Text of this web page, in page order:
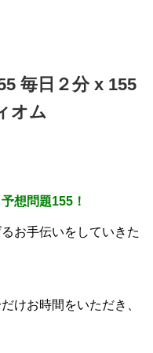
毎日２分 x 155
オム
想問題155！
お手伝いをしていきた
けお時間をいただき、